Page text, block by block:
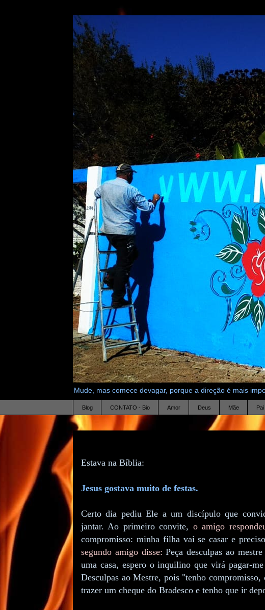
Mude, mas comece devagar, porque a direção é mais
Blog CONTATO - Bio Amor Deus Mãe Pai
Estava na Bíblia:
Jesus gostava muito de festas.
Certo dia pediu Ele a um discípulo que
jantar. Ao primeiro convite, o amigo
compromisso: minha filha vai se casar e
segundo amigo disse: Peça desculpas ao
uma casa, espero o inquilino que virá pagar-
Desculpas ao Mestre, pois "tenho
trazer um cheque do Bradesco e tenho que ir